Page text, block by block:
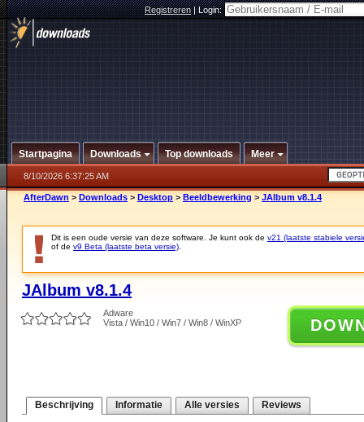
Registreren|Login:
Startpagina Downloads Top downloads Meer
8/10/2026 6:37:25 AM
AfterDawn > Downloads > Desktop > Beeldbewerking > JAlbum v8.1.4
Dit is een oude versie van deze software. Je kunt ook de v21 (laatste stabiele
of de v9 Beta (laatste beta versie)
JAlbum v8.1.4
Adware
Vista / Win10 / Win7 / Win8 / WinXP
Beschrijving Informatie Alle versies Reviews